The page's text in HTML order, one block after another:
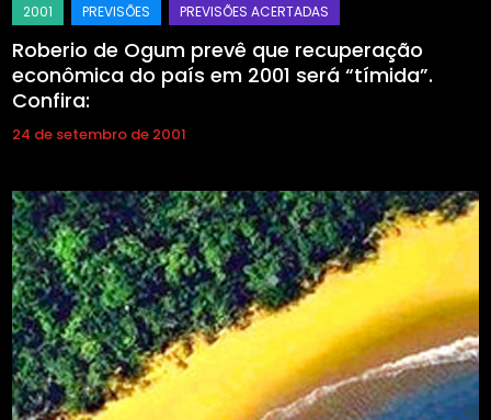
Roberio de Ogum prevê que recuperação
econômica do país em 2001 será “tímida”.
Confira:
24 de setembro de 2001